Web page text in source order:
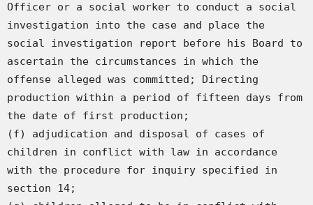
Officer or a social worker to conduct a social
investigation into the case and place the
social investigation report before his Board to
ascertain the circumstances in which the
offense alleged was committed; Directing
production within a period of fifteen days from
the date of first production;
(f) adjudication and disposal of cases of
children in conflict with law in accordance
with the procedure for inquiry specified in
section 14;